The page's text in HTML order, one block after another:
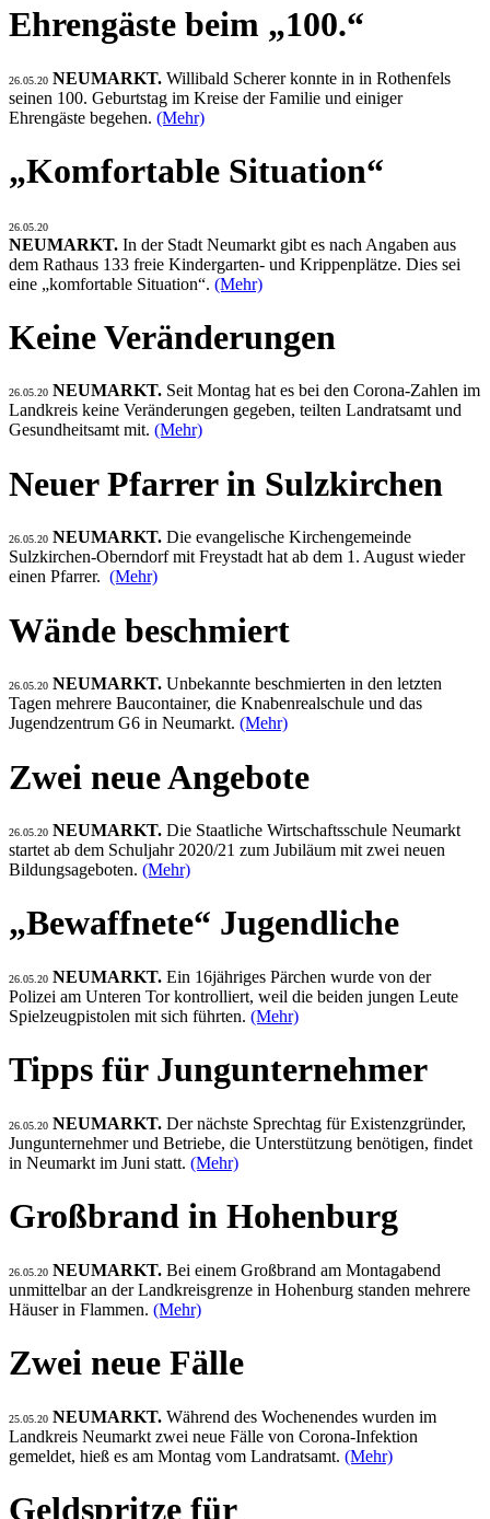
Ehrengäste beim „100.“
26.05.20 NEUMARKT. Willibald Scherer konnte in in Rothenfels
seinen 100. Geburtstag im Kreise der Familie und einiger
Ehrengäste begehen. (Mehr)
„Komfortable Situation“
26.05.20
NEUMARKT. In der Stadt Neumarkt gibt es nach Angaben aus
dem Rathaus 133 freie Kindergarten- und Krippenplätze. Dies sei
eine „komfortable Situation“. (Mehr)
Keine Veränderungen
26.05.20 NEUMARKT. Seit Montag hat es bei den Corona-Zahlen im
Landkreis keine Veränderungen gegeben, teilten Landratsamt und
Gesundheitsamt mit. (Mehr)
Neuer Pfarrer in Sulzkirchen
26.05.20 NEUMARKT. Die evangelische Kirchengemeinde
Sulzkirchen-Oberndorf mit Freystadt hat ab dem 1. August wieder
einen Pfarrer. (Mehr)
Wände beschmiert
26.05.20 NEUMARKT. Unbekannte beschmierten in den letzten
Tagen mehrere Baucontainer, die Knabenrealschule und das
Jugendzentrum G6 in Neumarkt. (Mehr)
Zwei neue Angebote
26.05.20 NEUMARKT. Die Staatliche Wirtschaftsschule Neumarkt
startet ab dem Schuljahr 2020/21 zum Jubiläum mit zwei neuen
Bildungsageboten. (Mehr)
„Bewaffnete“ Jugendliche
26.05.20 NEUMARKT. Ein 16jähriges Pärchen wurde von der
Polizei am Unteren Tor kontrolliert, weil die beiden jungen Leute
Spielzeugpistolen mit sich führten. (Mehr)
Tipps für Jungunternehmer
26.05.20 NEUMARKT. Der nächste Sprechtag für Existenzgründer,
Jungunternehmer und Betriebe, die Unterstützung benötigen, findet
in Neumarkt im Juni statt. (Mehr)
Großbrand in Hohenburg
26.05.20 NEUMARKT. Bei einem Großbrand am Montagabend
unmittelbar an der Landkreisgrenze in Hohenburg standen mehrere
Häuser in Flammen. (Mehr)
Zwei neue Fälle
25.05.20 NEUMARKT. Während des Wochenendes wurden im
Landkreis Neumarkt zwei neue Fälle von Corona-Infektion
gemeldet, hieß es am Montag vom Landratsamt. (Mehr)
Geldspritze für